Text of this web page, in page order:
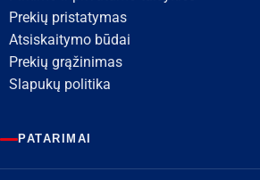
Prekių pristatymas
Atsiskaitymo būdai
Prekių grąžinimas
Slapukų politika
PATARIMAI